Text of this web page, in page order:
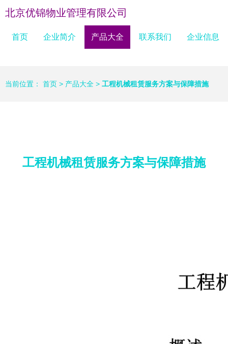
北京优锦物业管理有限公司
首页 企业简介 产品大全 联系我们 企业信息
当前位置： 首页 > 产品大全 > 工程机械租赁服务方案与保障措施
工程机械租赁服务方案与保障措施